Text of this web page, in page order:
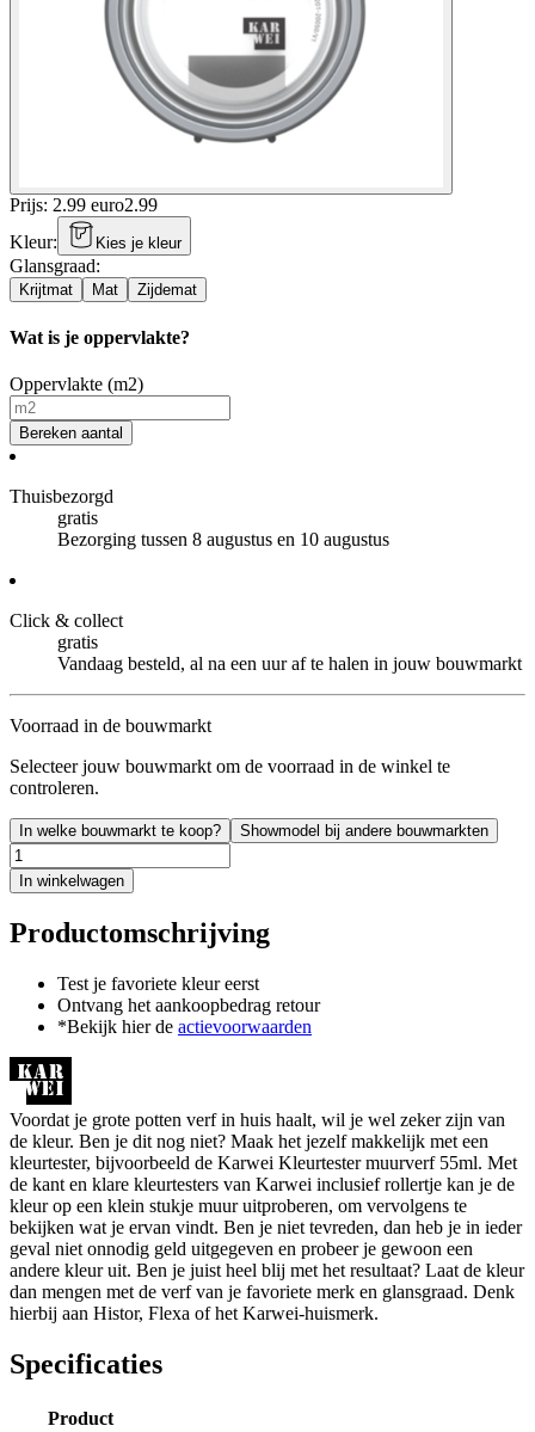
Prijs: 2.99 euro2.99
Kleur: Kies je kleur
Glansgraad:
Krijtmat Mat Zijdemat
Wat is je oppervlakte?
Oppervlakte (m2)
Bereken aantal
Thuisbezorgd
gratis
Bezorging tussen 8 augustus en 10 augustus
Click & collect
gratis
Vandaag besteld, al na een uur af te halen in jouw bouwmarkt
Voorraad in de bouwmarkt
Selecteer jouw bouwmarkt om de voorraad in de winkel te
controleren.
In welke bouwmarkt te koop? Showmodel bij andere bouwmarkten
In winkelwagen
Productomschrijving
Test je favoriete kleur eerst
Ontvang het aankoopbedrag retour
*Bekijk hier de actievoorwaarden
Voordat je grote potten verf in huis haalt, wil je wel zeker zijn van
de kleur. Ben je dit nog niet? Maak het jezelf makkelijk met een
kleurtester, bijvoorbeeld de Karwei Kleurtester muurverf 55ml. Met
de kant en klare kleurtesters van Karwei inclusief rollertje kan je de
kleur op een klein stukje muur uitproberen, om vervolgens te
bekijken wat je ervan vindt. Ben je niet tevreden, dan heb je in ieder
geval niet onnodig geld uitgegeven en probeer je gewoon een
andere kleur uit. Ben je juist heel blij met het resultaat? Laat de kleur
dan mengen met de verf van je favoriete merk en glansgraad. Denk
hierbij aan Histor, Flexa of het Karwei-huismerk.
Specificaties
Product